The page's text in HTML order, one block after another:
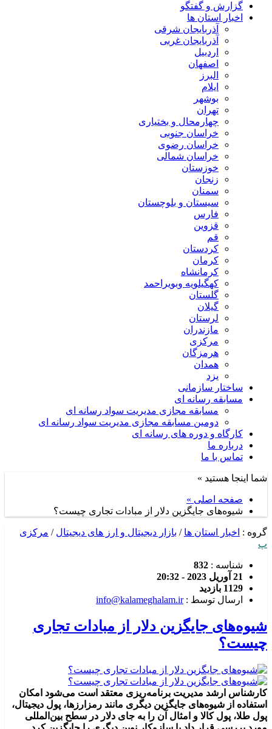
گزارش و گفتگو
اخبار استان ها
آذربایجان شرقی
آذربایجان غربی
اردبیل
اصفهان
البرز
ایلام
بوشهر
تهران
چهارمحال و بختیاری
خراسان جنوبی
خراسان رضوی
خراسان شمالی
خوزستان
زنجان
سمنان
سیستان و بلوچستان
فارس
قزوین
قم
کردستان
کرمان
کرمانشاه
کهگیلویه وبویراحمد
گلستان
گیلان
لرستان
مازندران
مرکزی
هرمزگان
همدان
یزد
ساختار سازمانی
مسابقه رسانه ای
مسابقه مجازی مدیریت سواد رسانه ای
دومین مسابقه مجازی مدیریت سواد رسانه ای
کارگاه و دوره های رسانه ای
درباره ما
تماس با ما
شما اینجا هستید »
صفحه اصلی »
شیوه‌های جایگزین دلار از مبادات تجاری چیست؟
گروه : اخبار استان ها / بازار دیجیتال و ارز های دیجیتال / مرکزی
پ
شناسه : 832
21 آوریل 2023 - 20:32
1129 بازدید
ارسال توسط :info@kalameghalam.ir
شیوه‌های جایگزین دلار از مبادات تجاری
چیست؟
کارشناس ارشد مدیریت برنامه‌ریزی معتقد است می‌شود امکان
استفاده از شیوه‌های جایگزین دیگری مانند رمزارزها، پول دیجیتال،
پول طلا، پول کالا و امثال آن را به جای دلار در سطح بین‌المللی